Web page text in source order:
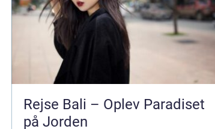
Rejse Bali – Oplev Paradiset
på Jorden